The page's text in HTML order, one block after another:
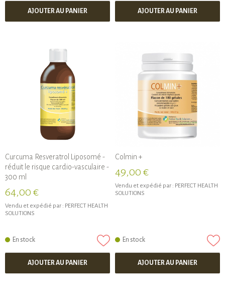
AJOUTER AU PANIER AJOUTER AU PANIER
Curcuma Resveratrol Liposomé -
réduit le risque cardio-vasculaire -
300 ml
64,00 €
Vendu et expédié par : PERFECT HEALTH
SOLUTIONS
En stock
AJOUTER AU PANIER
Colmin +
49,00 €
Vendu et expédié par : PERFECT HEALTH
SOLUTIONS
En stock
AJOUTER AU PANIER